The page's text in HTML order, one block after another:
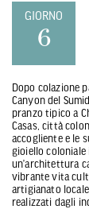
GIORNO
6
Dopo colazione
Canyon del
pranzo tipico a
Casas, città
accogliente e le
gioiello coloniale
un’architettura
vibrante vita
artigianato
realizzati dagli